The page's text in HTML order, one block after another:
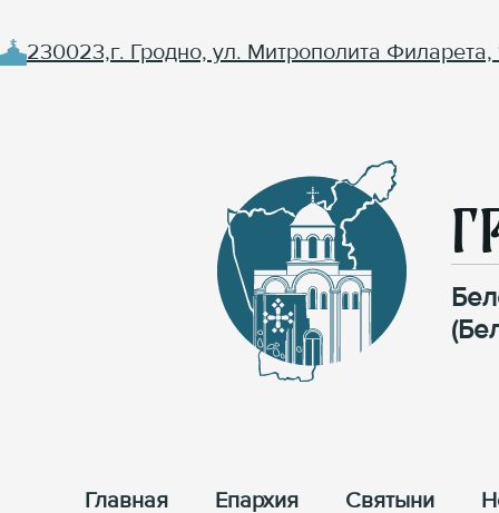
230023,г. Гродно, ул. Митрополита Филарета,
Главная Епархия Cвятыни